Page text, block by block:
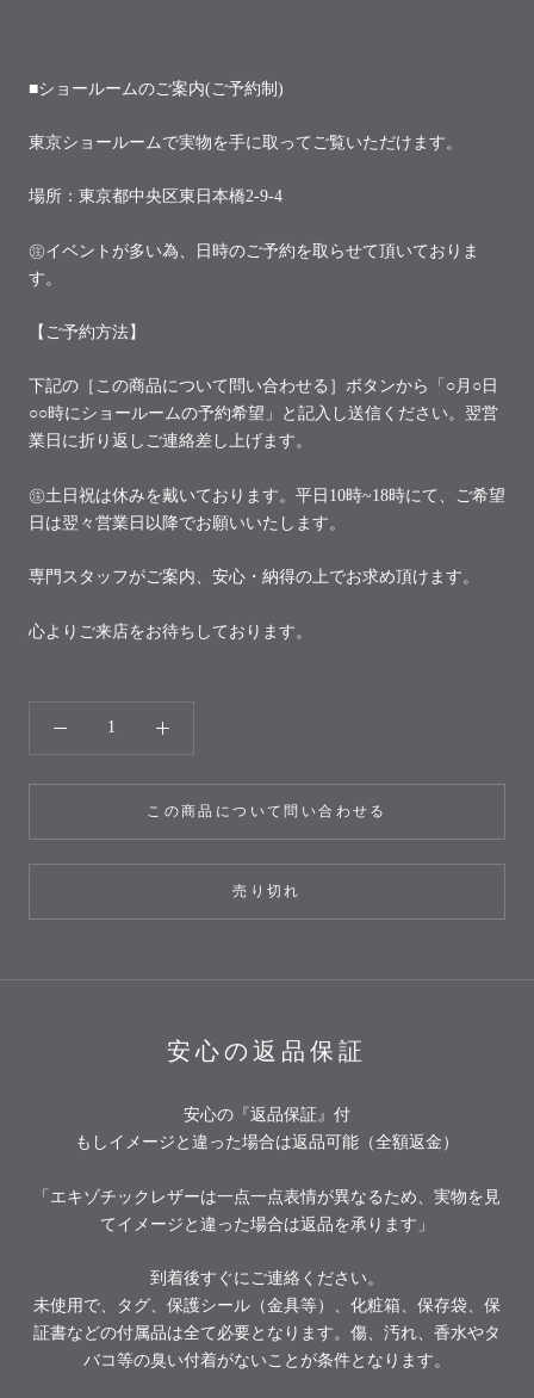
■ショールームのご案内(ご予約制)
東京ショールームで実物を手に取ってご覧いただけます。
場所：東京都中央区東日本橋2-9-4
㊟イベントが多い為、日時のご予約を取らせて頂いておりま
す。
【ご予約方法】
下記の［この商品について問い合わせる］ボタンから「○月○日
○○時にショールームの予約希望」と記入し送信ください。翌営
業日に折り返しご連絡差し上げます。
㊟土日祝は休みを戴いております。平日10時~18時にて、ご希望
日は翌々営業日以降でお願いいたします。
専門スタッフがご案内、安心・納得の上でお求め頂けます。
心よりご来店をお待ちしております。
この商品について問い合わせる
売り切れ
安心の返品保証
安心の『返品保証』付
もしイメージと違った場合は返品可能（全額返金）
「エキゾチックレザーは一点一点表情が異なるため、実物を見
てイメージと違った場合は返品を承ります」
到着後すぐにご連絡ください。
未使用で、タグ、保護シール（金具等）、化粧箱、保存袋、保
証書などの付属品は全て必要となります。傷、汚れ、香水やタ
バコ等の臭い付着がないことが条件となります。